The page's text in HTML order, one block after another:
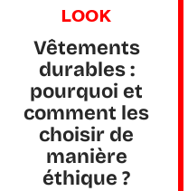
LOOK
Vêtements
durables :
pourquoi et
comment les
choisir de
manière
éthique ?